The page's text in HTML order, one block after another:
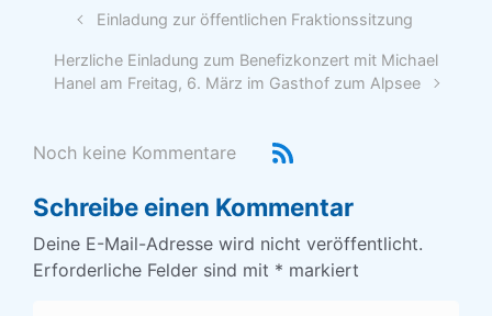
Einladung zur öffentlichen Fraktionssitzung
Herzliche Einladung zum Benefizkonzert mit Michael
Hanel am Freitag, 6. März im Gasthof zum Alpsee
Noch keine Kommentare
Schreibe einen Kommentar
Deine E-Mail-Adresse wird nicht veröffentlicht.
Erforderliche Felder sind mit * markiert